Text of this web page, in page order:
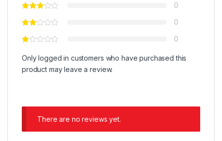
0
0
0
Only logged in customers who have purchased this
product may leave a review.
There are no reviews yet.